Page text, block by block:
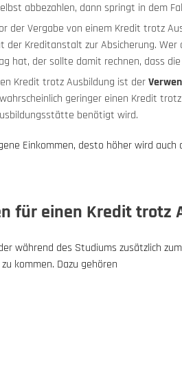
abbezahlen, dann springt in dem
der Vergabe von einem Kredit trotz
der Kreditanstalt zur Absicherung.
hat, der sollte damit rechnen, dass
Kredit trotz Ausbildung ist der
geringer einen Kredit
benötigt wird.
Einkommen, desto höher wird
für einen Kredit trotz
während des Studiums zusätzlich
kommen. Dazu gehören